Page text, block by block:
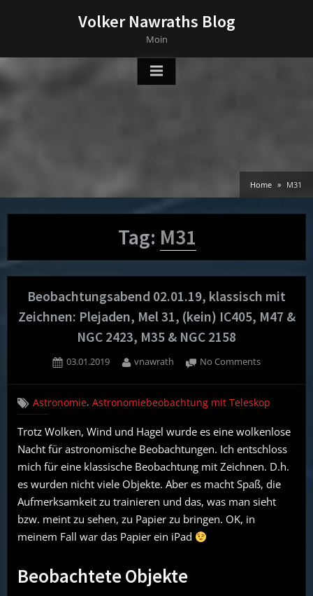
Volker Nawraths Blog
Moin
Home M31
Tag: M31
Beobachtungsabend 02.01.19, klassisch mit
Zeichnen: Plejaden, Mel 31, (kein) IC405, M47 &
NGC 2423, M35 & NGC 2158
Posted
03.01.2019 By
vnawrath No Commentson
klassisch
Zeichnen:
Plejaden,
Mel
31,
(kein)
IC405,
Astronomie,Astronomiebeobachtung mit Teleskop
Trotz Wolken, Wind und Hagel wurde es eine wolkenlose
Nacht für astronomische Beobachtungen. Ich entschloss
mich für eine klassische Beobachtung mit Zeichnen. D.h.
es wurden nicht viele Objekte. Aber es macht Spaß, die
Aufmerksamkeit zu trainieren und das, was man sieht
bzw. meint zu sehen, zu Papier zu bringen. OK, in
meinem Fall war das Papier ein iPad
Beobachtete Objekte